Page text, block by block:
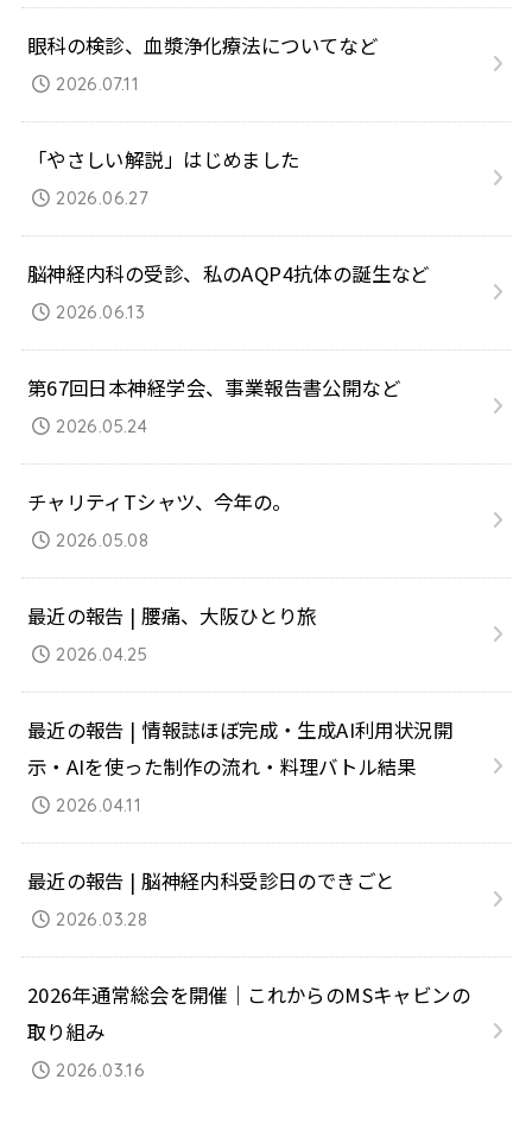
眼科の検診、血漿浄化療法についてなど
2026.07.11
「やさしい解説」はじめました
2026.06.27
脳神経内科の受診、私のAQP4抗体の誕生など
2026.06.13
第67回日本神経学会、事業報告書公開など
2026.05.24
チャリティTシャツ、今年の。
2026.05.08
最近の報告 | 腰痛、大阪ひとり旅
2026.04.25
最近の報告 | 情報誌ほぼ完成・生成AI利用状況開
示・AIを使った制作の流れ・料理バトル結果
2026.04.11
最近の報告 | 脳神経内科受診日のできごと
2026.03.28
2026年通常総会を開催｜これからのMSキャビンの
取り組み
2026.03.16